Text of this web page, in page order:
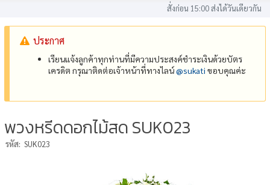
สั่งก่อน 15:00 ส่งได้วันเดียวกัน
ประกาศ
เรียนแจ้งลูกค้าทุกท่านที่มีความประสงค์ชำระเงินด้วยบัตร
เครดิต กรุณาติดต่อเจ้าหน้าที่ทางไลน์@‌sukati ขอบคุณค่ะ
พวงหรีดดอกไม้สด SUK023
รหัส: SUK023